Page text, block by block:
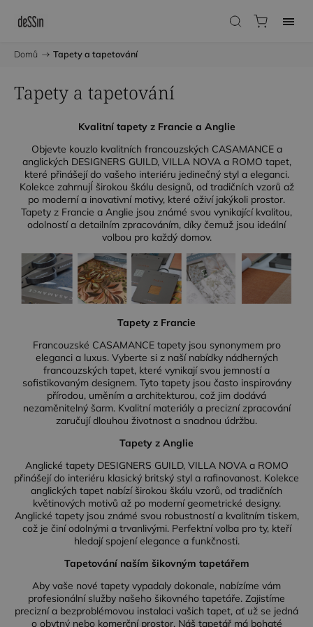
Domů / Tapety a tapetování
Tapety a tapetování
Kvalitní tapety z Francie a Anglie
Objevte kouzlo kvalitních francouzských CASAMANCE a
anglických DESIGNERS GUILD, VILLA NOVA a ROMO tapet,
které přinášejí do vašeho interiéru jedinečný styl a eleganci.
Kolekce zahrnujÍ širokou škálu designů, od tradičních vzorů až
po moderní a inovativní motivy, které oživí jakýkoli prostor.
Tapety z Francie a Anglie jsou známé svou vynikající kvalitou,
odolností a detailním zpracováním, díky čemuž jsou ideální
volbou pro každý domov.
Tapety z Francie
Francouzské CASAMANCE tapety jsou synonymem pro
eleganci a luxus. Vyberte si z naší nabídky nádherných
francouzských tapet, které vynikají svou jemností a
sofistikovaným designem. Tyto tapety jsou často inspirovány
přírodou, uměním a architekturou, což jim dodává
nezaměnitelný šarm. Kvalitní materiály a precizní zpracování
zaručují dlouhou životnost a snadnou údržbu.
Tapety z Anglie
Anglické tapety DESIGNERS GUILD, VILLA NOVA a ROMO
přinášejí do interiéru klasický britský styl a rafinovanost. Kolekce
anglických tapet nabízí širokou škálu vzorů, od tradičních
květinových motivů až po moderní geometrické designy.
Anglické tapety jsou známé svou robustností a kvalitním tiskem,
což je činí odolnými a trvanlivými. Perfektní volba pro ty, kteří
hledají spojení elegance a funkčnosti.
Tapetování naším šikovným tapetářem
Aby vaše nové tapety vypadaly dokonale, nabízíme vám
profesionální služby našeho šikovného tapetáře. Zajistíme
precizní a bezproblémovou instalaci vašich tapet, ať už se jedná
o obytný nebo komerční prostor. Náš tapetář má bohaté